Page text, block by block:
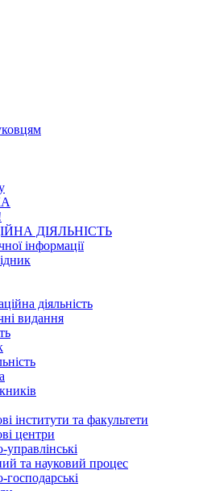
ДІЯЛЬНІСТЬ
інформації
діяльність
видання
інститути та факультети
центри
управлінські
та науковий процес
господарські